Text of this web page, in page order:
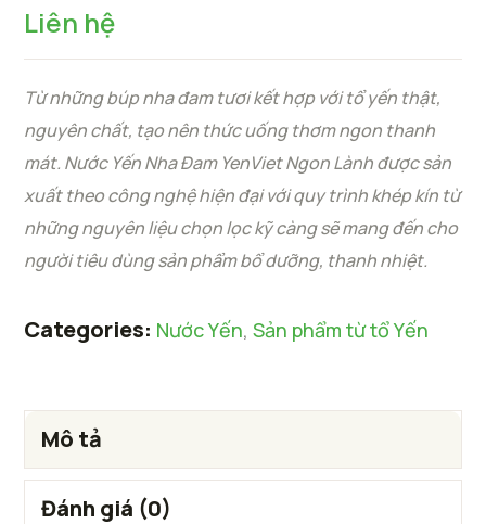
Liên hệ
Từnhữngbúp nha đam tươi kết hợp với tổ yến thật,
nguyên chất, tạo nên thức uống thơm ngon thanh
mát. Nước Yến Nha Đam YenViet Ngon Lành được sản
xuất theo công nghệ hiện đại với quy trình khép kín từ
những nguyên liệu chọn lọckỹ càng sẽ mang đến cho
người tiêu dùng sản phẩm bổ dưỡng, thanh nhiệt.
Categories: Nước Yến,Sản phẩm từ tổ Yến
Mô tả
Đánh giá (0)